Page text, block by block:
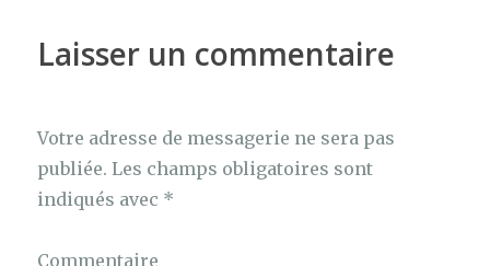
Laisser un commentaire
Votre adresse de messagerie ne sera pas
publiée. Les champs obligatoires sont
indiqués avec *
Commentaire